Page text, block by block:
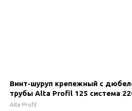
Винт-шуруп крепежный с
трубы Alta Profil 125 система
Alta Profil